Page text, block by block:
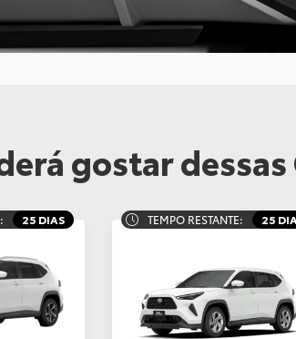
gostar
25 DIAS TEMPO RESTANTE: 25